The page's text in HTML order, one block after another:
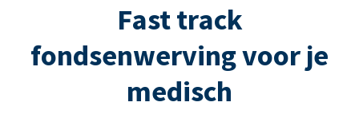
Fast track
fondsenwerving voor je
medisch